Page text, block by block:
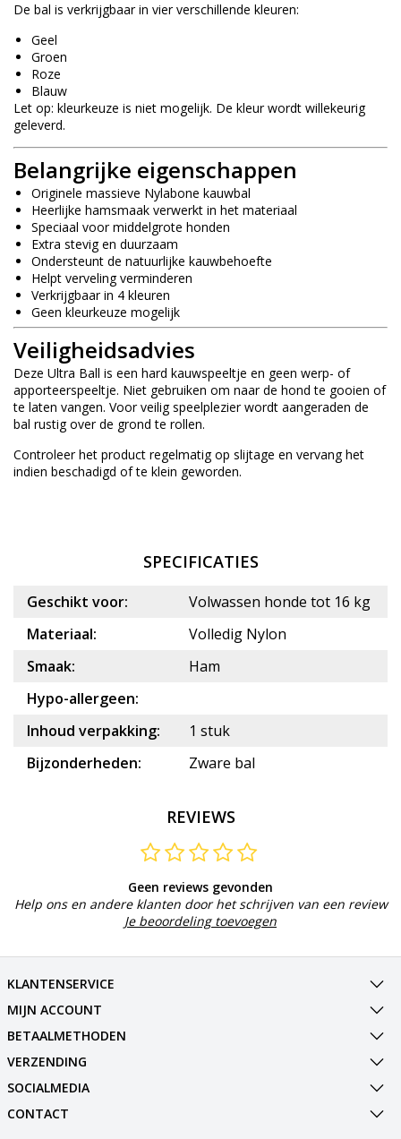
De bal is verkrijgbaar in vier verschillende kleuren:
Geel
Groen
Roze
Blauw
Let op: kleurkeuze is niet mogelijk. De kleur wordt willekeurig
geleverd.
Belangrijke eigenschappen
Originele massieve Nylabone kauwbal
Heerlijke hamsmaak verwerkt in het materiaal
Speciaal voor middelgrote honden
Extra stevig en duurzaam
Ondersteunt de natuurlijke kauwbehoefte
Helpt verveling verminderen
Verkrijgbaar in 4 kleuren
Geen kleurkeuze mogelijk
Veiligheidsadvies
Deze Ultra Ball is een hard kauwspeeltje en geen werp- of
apporteerspeeltje. Niet gebruiken om naar de hond te gooien of
te laten vangen. Voor veilig speelplezier wordt aangeraden de
bal rustig over de grond te rollen.
Controleer het product regelmatig op slijtage en vervang het
indien beschadigd of te klein geworden.
SPECIFICATIES
Geschikt voor:
Volwassen honde tot 16 kg
Materiaal:
Volledig Nylon
Smaak:
Ham
Hypo-allergeen:
Inhoud verpakking:
1 stuk
Bijzonderheden:
Zware bal
REVIEWS
Geen reviews gevonden
Help ons en andere klanten door het schrijven van een review
Je beoordeling toevoegen
KLANTENSERVICE
MIJN ACCOUNT
BETAALMETHODEN
VERZENDING
SOCIALMEDIA
CONTACT